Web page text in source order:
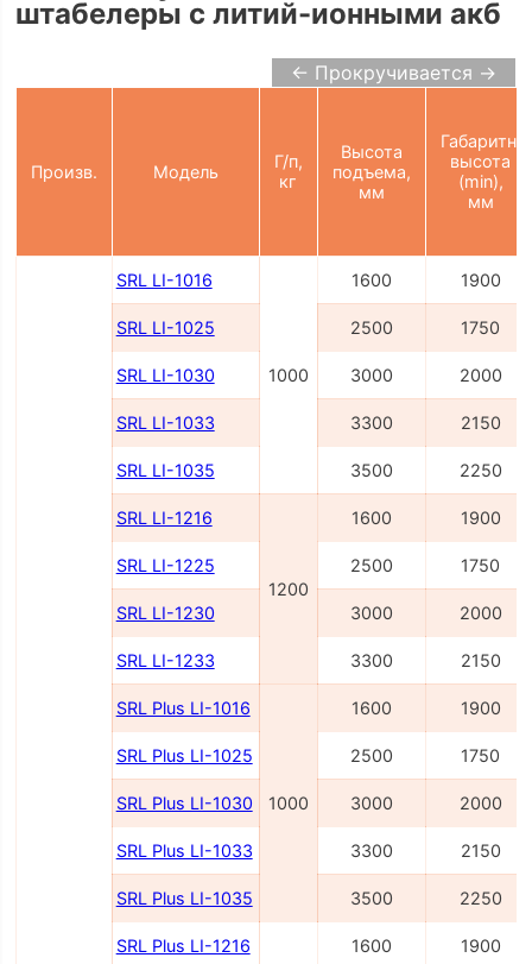
штабелеры с литий-ионными акб
← Прокручивается →
Произв. Модель
Г/п,
кг
Высота
подъема,
мм
Габаритн.
высота
(min),
мм
SRL LI-1016
1000
1600 1900
SRL LI-1025 2500 1750
SRL LI-1030 3000 2000
SRL LI-1033 3300 2150
SRL LI-1035 3500 2250
SRL LI-1216
1200
1600 1900
SRL LI-1225 2500 1750
SRL LI-1230 3000 2000
SRL LI-1233 3300 2150
SRL Plus LI-1016
1000
1600 1900
SRL Plus LI-1025 2500 1750
SRL Plus LI-1030 3000 2000
SRL Plus LI-1033 3300 2150
SRL Plus LI-1035 3500 2250
SRL Plus LI-1216 1600 1900